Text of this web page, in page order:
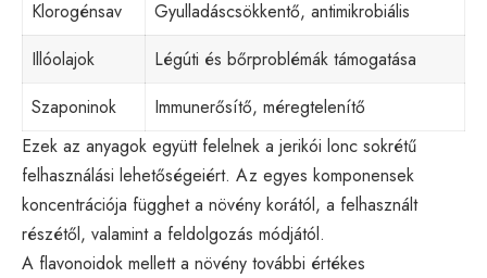
Klorogénsav
Gyulladáscsökkentő, antimikrobiális
Illóolajok
Légúti és bőrproblémák támogatása
Szaponinok
Immunerősítő, méregtelenítő
Ezek az anyagok együtt felelnek a jerikói lonc sokrétű
felhasználási lehetőségeiért. Az egyes komponensek
koncentrációja függhet a növény korától, a felhasznált
részétől, valamint a feldolgozás módjától.
A flavonoidok mellett a növény további értékes